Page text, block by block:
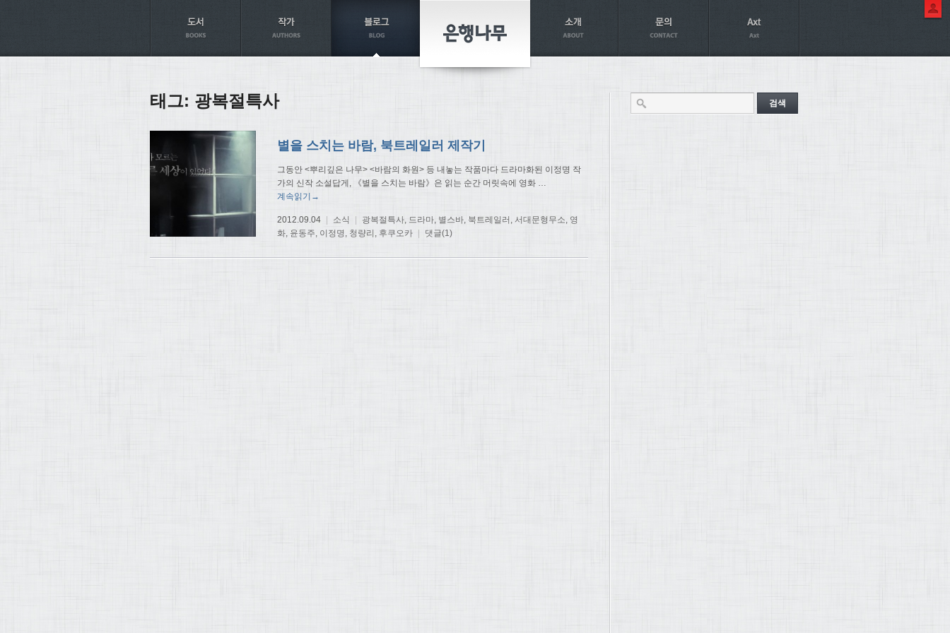
태그: 광복절특사
별을 스치는 바람, 북트레일러 제작기
그동안 <뿌리깊은 나무> <바람의 화원> 등 내놓는 작품마다 드라마화된 이정명 작
가의 신작 소설답게, 《별을 스치는 바람》은 읽는 순간 머릿속에 영화
계속읽기→
2012.09.04 소식 광복절특사, 드라마, 별스바, 북트레일러 , 서대문형무소, 영
화, 윤동주, 이정명, 청량리 , 후쿠오카 댓글(1)